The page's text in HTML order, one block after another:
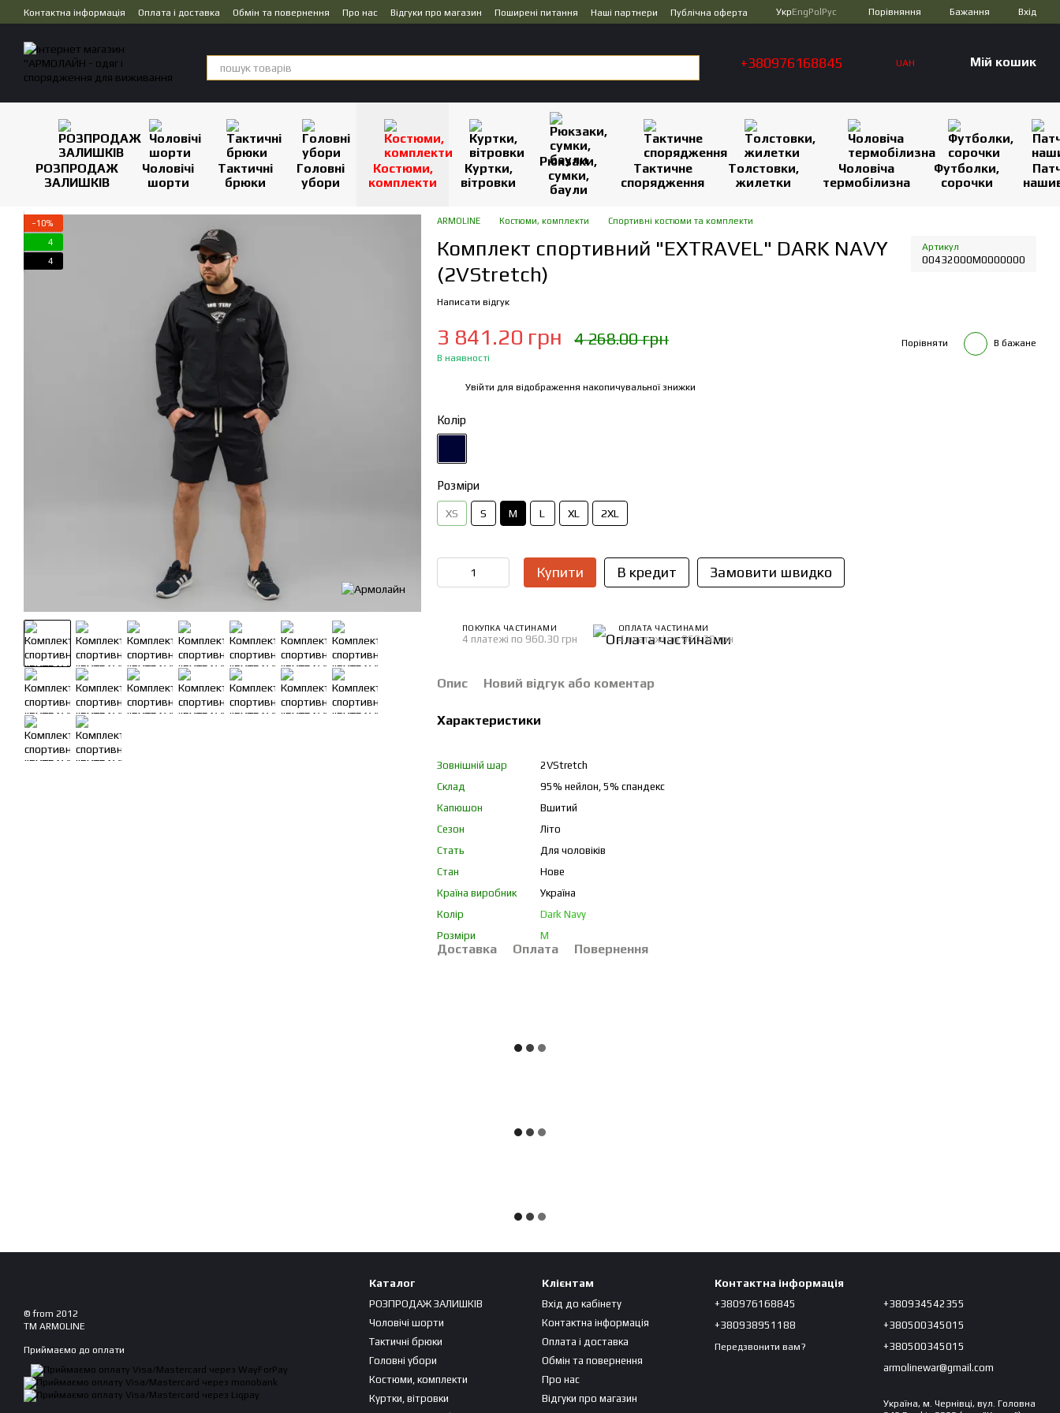
Перейти до основного контенту
Контактна інформація Оплата і доставка Обмін та повернення Про нас Відгуки про магазин Поширені питання Наші партнери
Публічна оферта
УкрEngPol Рус Порівняння Бажання Вхід
+380976168845 UAH Мій кошик
РОЗПРОДАЖ
ЗАЛИШКІВ
Чоловічі
шорти
Тактичні
брюки
Головні
убори
Костюми,
комплекти
Куртки,
вітровки
Рюкзаки,
сумки,
баули
Тактичне
спорядження
Толстовки,
жилетки
Чоловіча
термобілизна
Футболки,
сорочки
−10%
4
4
ARMOLINE Костюми, комплекти Спортивні костюми та комплекти
Комплект спортивний "EXTRAVEL" DARK NAVY
(2VStretch)
Артикул
00432000M0000000
Написати відгук
3 841.20 грн 4 268.00 грн
В наявності
Порівняти В бажане
Увійти для відображення накопичувальної знижки
Колір
Розміри
XS S M L XL 2XL
Купити В кредит Замовити швидко
ПОКУПКА ЧАСТИНАМИ
4 платежі по 960.30 грн
ОПЛАТА ЧАСТИНАМИ
4 платежі по 960.30 грн
Опис Новий відгук або коментар
Характеристики
Зовнішній шар
2VStretch
Склад
95% нейлон, 5% спандекс
Капюшон
Вшитий
Сезон
Літо
Стать
Для чоловіків
Стан
Нове
Країна виробник
Україна
Колір
Dark Navy
Розміри
M
Доставка Оплата Повернення
© from 2012
TM ARMOLINE
Приймаємо до оплати
Каталог
РОЗПРОДАЖ ЗАЛИШКІВ
Чоловічі шорти
Тактичні брюки
Головні убори
Костюми, комплекти
Куртки, вітровки
Клієнтам
Вхід до кабінету
Контактна інформація
Оплата і доставка
Обмін та повернення
Про нас
Відгуки про магазин
Контактна інформація
+380976168845
+380938951188
Передзвонити вам?
+380934542355
+380500345015
+380500345015
armolinewar@gmail.com
Україна, м. Чернівці, вул. Головна